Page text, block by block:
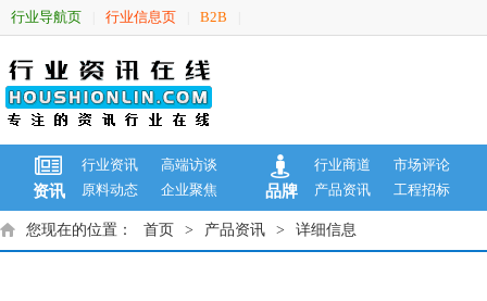
行业导航页 行业信息页 B2B
资讯
行业资讯
高端访谈
原料动态
企业聚焦 品牌
行业商道
市场评论
产品资讯
工程招标
您现在的位置： 首页 > 产品资讯 > 详细信息